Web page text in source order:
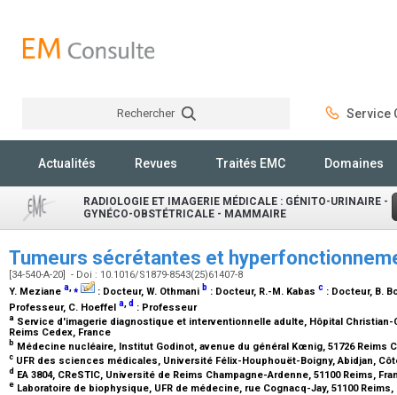
Rechercher Service
Actualités Revues Traités EMC Domaines
RADIOLOGIE ET IMAGERIE MÉDICALE : GÉNITO-URINAIRE -
GYNÉCO-OBSTÉTRICALE - MAMMAIRE
Tumeurs sécrétantes et
[34-540-A-20] - Doi : 10.1016/S1879-8543(25)61407-8
Y. Meziane a,⁎ : Docteur, W. Othmani b : Docteur, R.-M. Kabas c : Docteur, B.
Professeur, C. Hoeffel a d : Professeur
a Service d'imagerie diagnostique et interventionnelle adulte, Hôpital Christian-
Reims Cedex, France
b Médecine nucléaire, Institut Godinot, avenue du général Kœnig, 51726 Reims
c UFR des sciences médicales, Université Félix-Houphouët-Boigny, Abidjan,
d EA 3804, CReSTIC, Université de Reims Champagne-Ardenne, 51100 Reims,
e Laboratoire de biophysique, UFR de médecine, rue Cognacq-Jay, 51100